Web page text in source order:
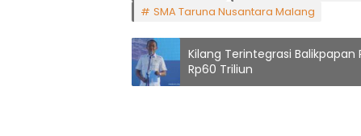
SMA Taruna Nusantara Malang
Kilang Terintegrasi
Rp60 Triliun